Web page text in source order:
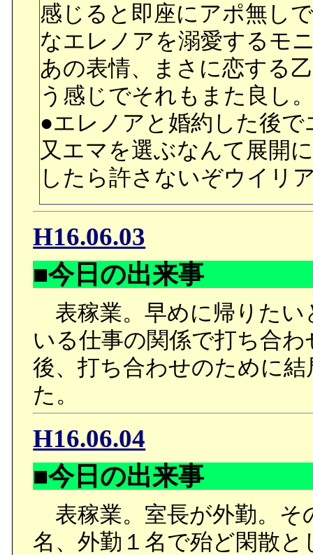
感じると即座にアポ無し
なエレノアを溺愛するモ
あの表情、まさに恋する
う感じでそれもまた良し
●エレノアと婚約した後
又エマを選ぶなんて展開
したら許さないぞウイリ
H16.06.03
■今日の出来事
表稼業。早めに帰りたい
いる仕事の関係で打ち合
後、打ち合わせのために
た。
H16.06.04
■今日の出来事
表稼業。室長が外勤。そ
名、外勤１名で殆ど閑散と